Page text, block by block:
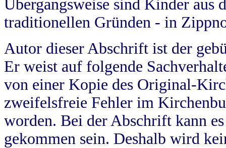
Übergangsweise sind Kinder aus
traditionellen Gründen - in
Autor dieser Abschrift ist der
Er weist auf folgende
von einer Kopie des Original-
zweifelsfreie Fehler im
worden. Bei der Abschrift kann
gekommen sein. Deshalb wird